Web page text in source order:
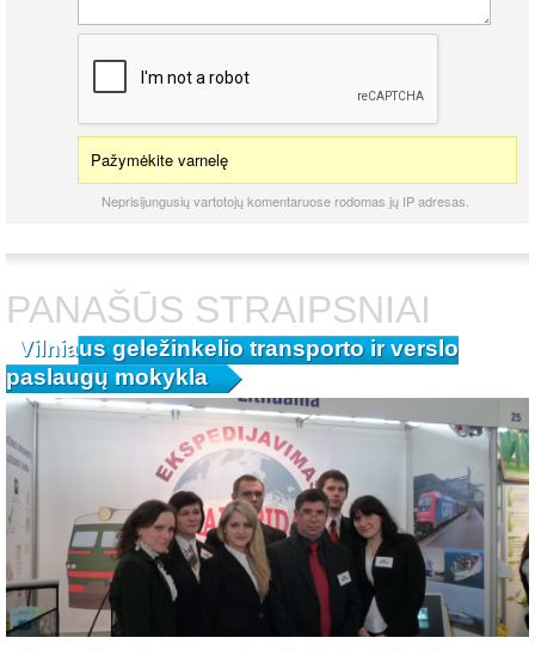
Pažymėkite varnelę
Neprisijungusių vartotojų komentaruose rodomas jų IP adresas.
PANAŠŪS STRAIPSNIAI
Vilniaus geležinkelio transporto ir verslo
paslaugų mokykla